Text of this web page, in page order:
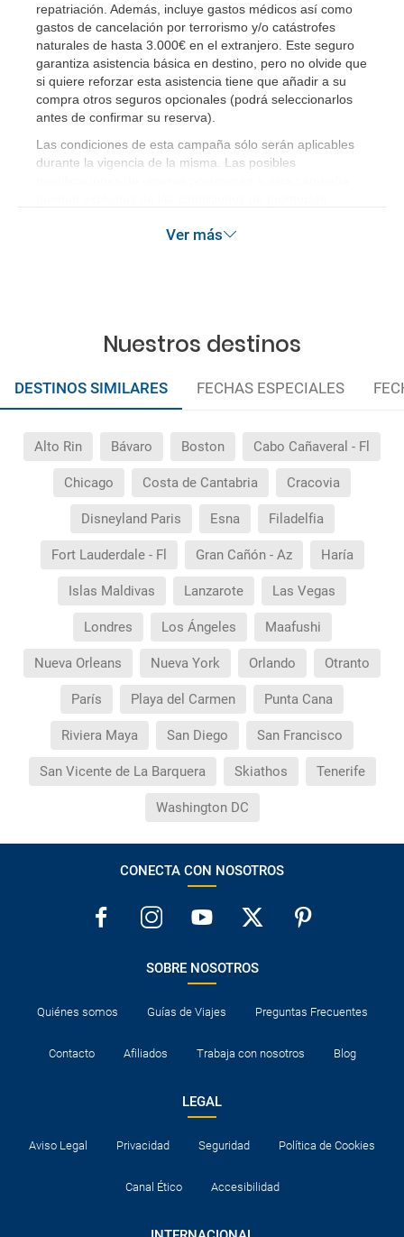
¿Cuáles son los impuestos de entrada y salida del
país si viajo a América?
¿Qué hago si el traslado contratado del aeropuerto
al hotel o viceversa no ha aparecido?
¿Necesito visado para poder ir a ...?
repatriación. Además, incluye gastos médicos así como
gastos de cancelación por terrorismo y/o catástrofes
naturales de hasta 3.000€ en el extranjero. Este seguro
garantiza asistencia básica en destino, pero no olvide que
si quiere reforzar esta asistencia tiene que añadir a su
compra otros seguros opcionales (podrá seleccionarlos
antes de confirmar su reserva)
Las condiciones de esta campaña sólo serán aplicables
durante la vigencia de la misma. Las posibles
Ver más
Nuestros destinos
DESTINOS SIMILARES FECHAS ESPECIALES
Alto Rin Bávaro Boston Cabo Cañaveral - Fl
Chicago Costa de Cantabria Cracovia
Disneyland Paris Esna Filadelfia
Fort Lauderdale - Fl Gran Cañón - Az Haría
Islas Maldivas Lanzarote Las Vegas
Londres Los Ángeles Maafushi
Nueva Orleans Nueva York Orlando Otranto
París Playa del Carmen Punta Cana
Riviera Maya San Diego San Francisco
San Vicente de La Barquera Skiathos Tenerife
Washington DC
CONECTA CON NOSOTROS
SOBRE NOSOTROS
Quiénes somos Guías de Viajes Preguntas Frecuentes
Contacto Afiliados Trabaja con nosotros Blog
LEGAL
Aviso Legal Privacidad Seguridad Política de Cookies
Canal Ético Accesibilidad